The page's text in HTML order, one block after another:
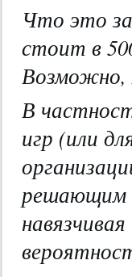
Что это
стоит в
Возможно,
В
игр (или
решающим